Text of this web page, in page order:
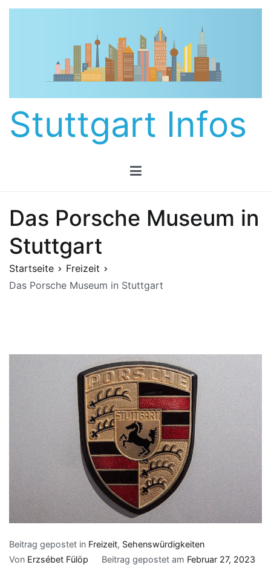
Zum
Stuttgart Infos
Das Porsche Museum in
Stuttgart
Startseite
Freizeit
Das Porsche Museum in Stuttgart
Beitrag gepostet in Freizeit, Sehenswürdigkeiten
Von Erzsébet Fülöp Beitrag gepostet am Februar 27, 2023